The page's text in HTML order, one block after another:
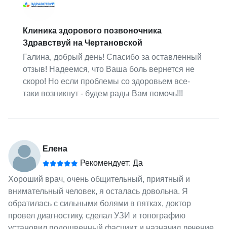
Клиника здорового позвоночника
Здравствуй на Чертановской
Галина, добрый день! Спасибо за оставленный
отзыв! Надеемся, что Ваша боль вернется не
скоро! Но если проблемы со здоровьем все-
таки возникнут - будем рады Вам помочь!!!
Елена
Рекомендует: Да
Хороший врач, очень общительный, приятный и
внимательный человек, я осталась довольна. Я
обратилась с сильными болями в пятках, доктор
провел диагностику, сделал УЗИ и топографию